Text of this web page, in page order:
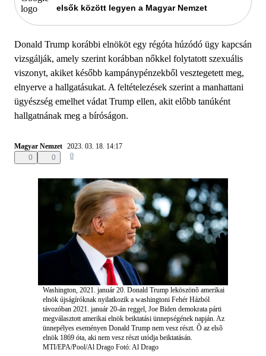
elsők között legyen a Magyar Nemzet
Donald Trump korábbi elnököt egy régóta húzódó ügy kapcsán
vizsgálják, amely szerint korábban nőkkel folytatott szexuális
viszonyt, akiket később kampánypénzekből vesztegetett meg,
elnyerve a hallgatásukat. A feltételezések szerint a manhattani
ügyészség emelhet vádat Trump ellen, akit előbb tanúként
hallgatnának meg a bíróságon.
Magyar Nemzet 2023. 03. 18. 14:17
0
0 0
Washington, 2021. január 20. Donald Trump leköszönõ amerikai
elnök újságíróknak nyilatkozik a washingtoni Fehér Házból
távozóban 2021. január 20-án reggel, Joe Biden demokrata párti
megválasztott amerikai elnök beiktatási ünnepségének napján. Az
ünnepélyes eseményen Donald Trump nem vesz részt. Õ az elsõ
elnök 1869 óta, aki nem vesz részt utódja beiktatásán.
MTI/EPA/Pool/Al Drago Fotó: Al Drago